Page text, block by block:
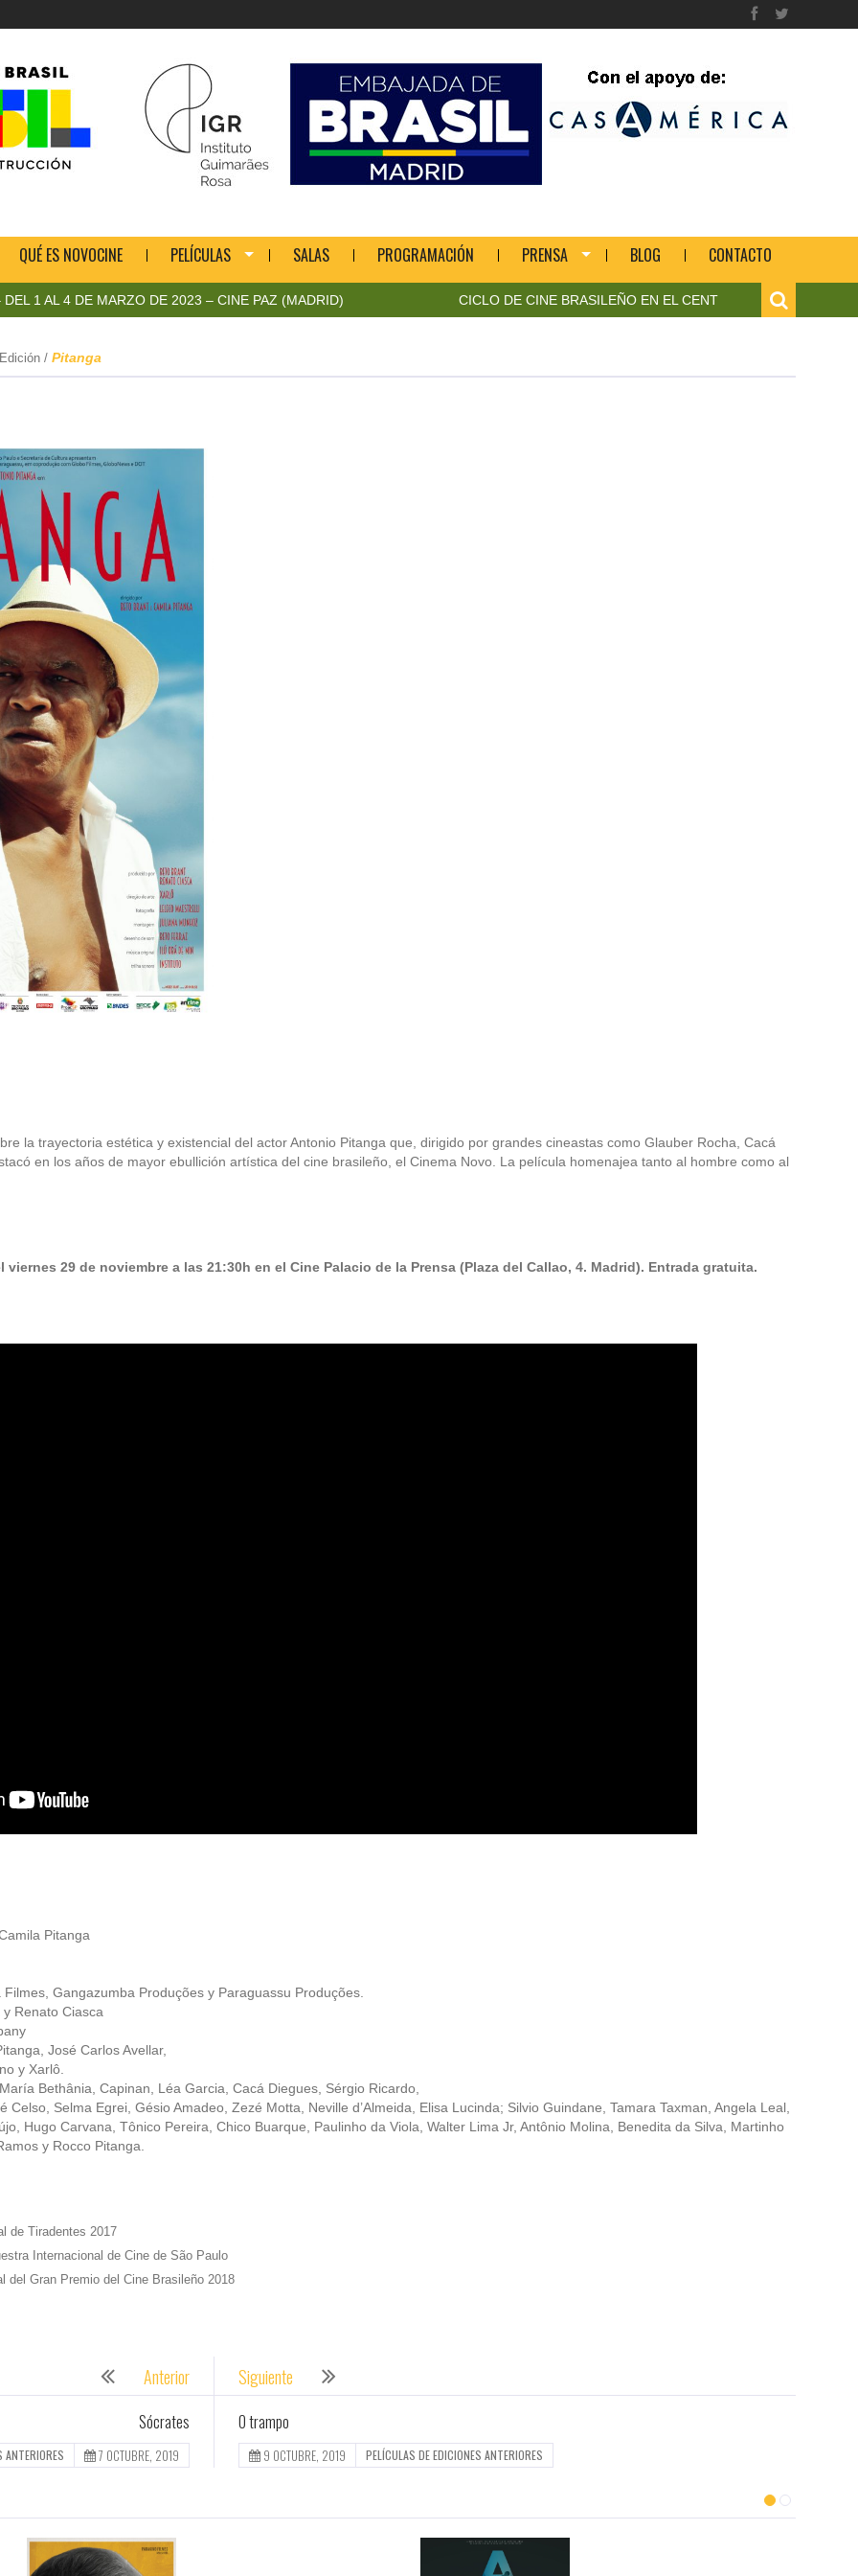
QUÉ ES NOVOCINE PELÍCULAS SALAS PROGRAMACIÓN PRENSA BLOG
CONTACTO
4 DE MARZO DE 2023 – CINE PAZ (MADRID) CICLO DE CINE BRASILEÑO EN EL CENTRO DE ARTE
/ Pitanga
la trayectoria estética y existencial del actor Antonio Pitanga que, dirigido por grandes cineastas como Glauber Rocha, Cacá
en los años de mayor ebullición artística del cine brasileño, el Cinema Novo. La película homenajea tanto al hombre como al
29 de noviembre a las 21:30h en el Cine Palacio de la Prensa (Plaza del Callao, 4. Madrid). Entrada gratuita.
Pitanga
Filmes, Gangazumba Produções y Paraguassu Produções.
y Renato Ciasca
José Carlos Avellar,
y Xarlô.
Bethânia, Capinan, Léa Garcia, Cacá Diegues, Sérgio Ricardo,
Celso, Selma Egrei, Gésio Amadeo, Zezé Motta, Neville d’Almeida, Elisa Lucinda; Silvio Guindane, Tamara Taxman, Angela Leal,
Hugo Carvana, Tônico Pereira, Chico Buarque, Paulinho da Viola, Walter Lima Jr, Antônio Molina, Benedita da Silva, Martinho
y Rocco Pitanga.
de Tiradentes 2017
Internacional de Cine de São Paulo
del Gran Premio del Cine Brasileño 2018
Anterior
Sócrates
7 OCTUBRE, 2019
ANTERIORES
Siguiente
O trampo
9 OCTUBRE, 2019 PELÍCULAS DE EDICIONES ANTERIORES